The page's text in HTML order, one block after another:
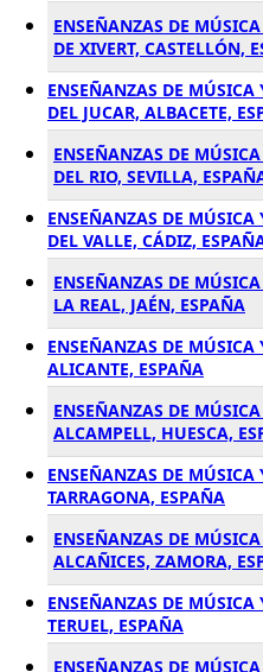
ENSEÑANZAS DE
DE XIVERT, CASTELLÓN,
ENSEÑANZAS DE
DEL JUCAR, ALBACETE,
ENSEÑANZAS DE
DEL RIO, SEVILLA,
ENSEÑANZAS DE
DEL VALLE, CÁDIZ,
ENSEÑANZAS DE
LA REAL, JAÉN, ESPAÑA
ENSEÑANZAS DE
ALICANTE, ESPAÑA
ENSEÑANZAS DE
ALCAMPELL, HUESCA,
ENSEÑANZAS DE
TARRAGONA, ESPAÑA
ENSEÑANZAS DE
ALCAÑICES, ZAMORA,
ENSEÑANZAS DE
TERUEL, ESPAÑA
ENSEÑANZAS DE